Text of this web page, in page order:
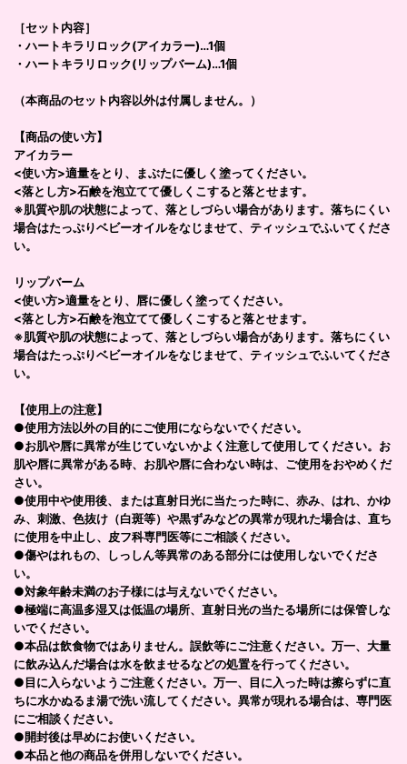
［セット内容］
・ハートキラリロック(アイカラー)…1個
・ハートキラリロック(リップバーム)…1個
（本商品のセット内容以外は付属しません。）
【商品の使い方】
アイカラー
<使い方>適量をとり、まぶたに優しく塗ってください。
<落とし方>石鹸を泡立てて優しくこすると落とせます。
※肌質や肌の状態によって、落としづらい場合があります。落ちにくい
場合はたっぷりベビーオイルをなじませて、ティッシュでふいてくださ
い。
リップバーム
<使い方>適量をとり、唇に優しく塗ってください。
<落とし方>石鹸を泡立てて優しくこすると落とせます。
※肌質や肌の状態によって、落としづらい場合があります。落ちにくい
場合はたっぷりベビーオイルをなじませて、ティッシュでふいてくださ
い。
【使用上の注意】
●使用方法以外の目的にご使用にならないでください。
●お肌や唇に異常が生じていないかよく注意して使用してください。お
肌や唇に異常がある時、お肌や唇に合わない時は、ご使用をおやめくだ
さい。
●使用中や使用後、または直射日光に当たった時に、赤み、はれ、かゆ
み、刺激、色抜け（白斑等）や黒ずみなどの異常が現れた場合は、直ち
に使用を中止し、皮フ科専門医等にご相談ください。
●傷やはれもの、しっしん等異常のある部分には使用しないでくださ
い。
●対象年齢未満のお子様には与えないでください。
●極端に高温多湿又は低温の場所、直射日光の当たる場所には保管しな
いでください。
●本品は飲食物ではありません。誤飲等にご注意ください。万一、大量
に飲み込んだ場合は水を飲ませるなどの処置を行ってください。
●目に入らないようご注意ください。万一、目に入った時は擦らずに直
ちに水かぬるま湯で洗い流してください。異常が現れる場合は、専門医
にご相談ください。
●開封後は早めにお使いください。
●本品と他の商品を併用しないでください。